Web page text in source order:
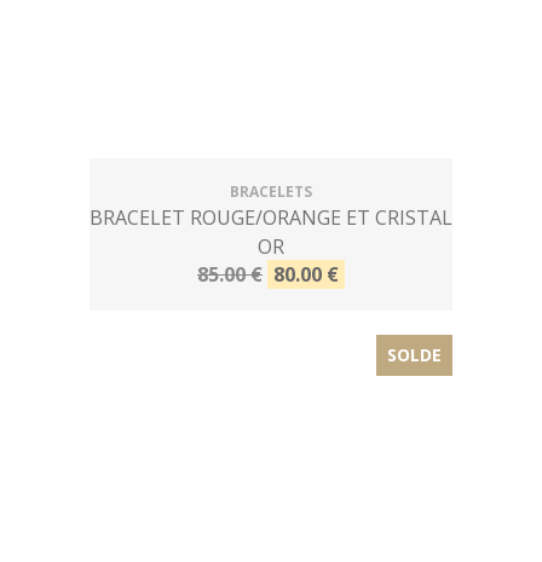
BRACELETS
BRACELET ROUGE/ORANGE ET CRISTAL
OR
85.00 € 80.00 €
SOLDE